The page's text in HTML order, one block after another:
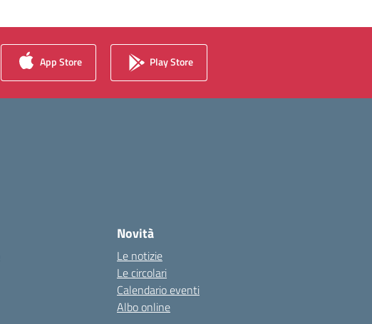
App Store Play Store
Novità
Le notizie
Le circolari
Calendario eventi
Albo online